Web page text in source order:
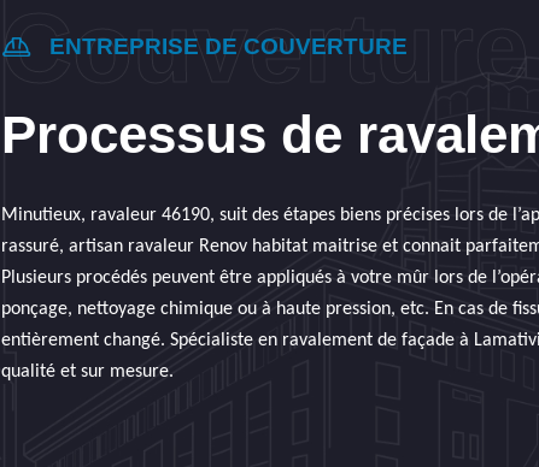
ENTREPRISE DE COUVERTURE
Processus de
Minutieux, ravaleur 46190, suit des étapes biens précises lors de
rassuré, artisan ravaleur Renov habitat maitrise et connait
Plusieurs procédés peuvent être appliqués à votre mûr lors de
ponçage, nettoyage chimique ou à haute pression, etc. En cas de
entièrement changé. Spécialiste en ravalement de façade à
qualité et sur mesure.